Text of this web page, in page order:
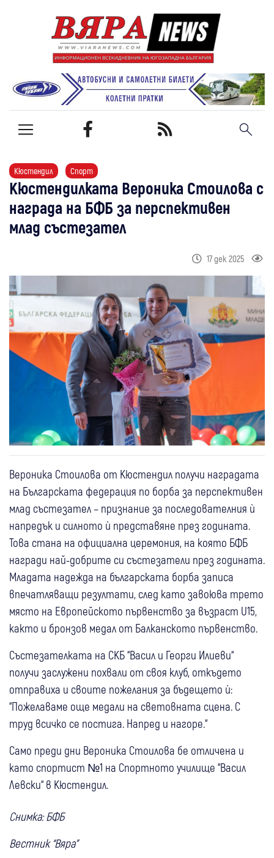
Кюстендил Спорт
Кюстендилката Вероника Стоилова с
награда на БФБ за перспективен
млад състезател
17 дек 2025
Вероника Стоилова от Кюстендил получи наградата
на Българската федерация по борба за перспективен
млад състезател – признание за последователния ѝ
напредък и силното ѝ представяне през годината.
Това стана на официална церемония, на която БФБ
награди най-добрите си състезатели през годината.
Младата надежда на българската борба записа
впечатляващи резултати, след като завоюва трето
място на Европейското първенство за възраст U15,
както и бронзов медал от Балканското първенство.
Състезателката на СКБ “Васил и Георги Илиеви“
получи заслужени похвали от своя клуб, откъдето
отправиха и своите пожелания за бъдещето ѝ:
“Пожелаваме още медали на световната сцена. С
труд всичко се постига. Напред и нагоре.“
Само преди дни Вероника Стоилова бе отличена и
като спортист №1 на Спортното училище “Васил
Левски“ в Кюстендил.
Снимка: БФБ
Вестник “Вяра”